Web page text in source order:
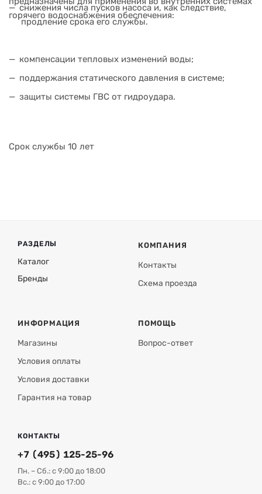
снижения числа пусков насоса и, как следствие,
продление срока его службы.
горячего водоснабжения обеспечения:
компенсации тепловых изменений воды;
поддержания статического давления в системе;
защиты системы ГВС от гидроудара.
Срок службы 10 лет
РАЗДЕЛЫ
Каталог
Бренды
КОМПАНИЯ
Контакты
Схема проезда
ИНФОРМАЦИЯ
Магазины
Условия оплаты
Условия доставки
Гарантия на товар
ПОМОЩЬ
Вопрос-ответ
КОНТАКТЫ
+7 (495) 125-25-96
Пн. – Сб.: с 9:00 до 18:00
Вс.: с 9:00 до 17:00